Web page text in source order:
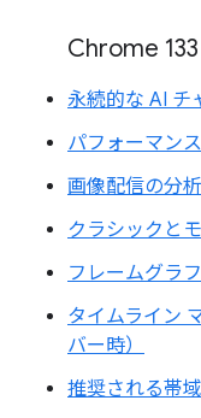
Chrome 133
永続的な AI チ
パフォーマン
画像配信の分
クラシックと
フレームグラ
タイムライン
バー時）
推奨される帯